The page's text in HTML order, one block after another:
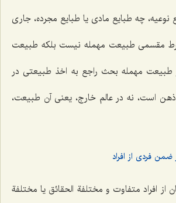
چه طبایع مادی یا طبایع مجرده، جاری
مقسمی طبیعت مهمله نیست بلکه طبیعت
مهمله بحث راجع به اخذ طبیعتی در
ذهن است، نه در عالم خارج، یعنی آن طبیعت،
فردی از افراد
از افراد متفاوت و مختلفة الحقائق یا مختلفة